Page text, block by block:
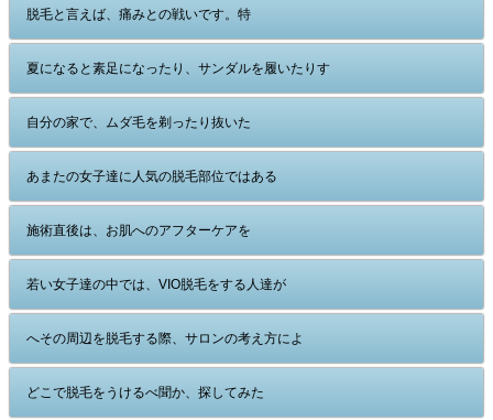
脱毛と言えば、痛みとの戦いです。特
夏になると素足になったり、サンダルを履いたりす
自分の家で、ムダ毛を剃ったり抜いた
あまたの女子達に人気の脱毛部位ではある
施術直後は、お肌へのアフターケアを
若い女子達の中では、VIO脱毛をする人達が
へその周辺を脱毛する際、サロンの考え方によ
どこで脱毛をうけるべ聞か、探してみた